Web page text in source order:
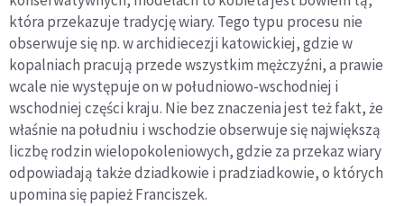
która przekazuje tradycję wiary. Tego typu procesu nie
obserwuje się np. w archidiecezji katowickiej, gdzie w
kopalniach pracują przede wszystkim mężczyźni, a prawie
wcale nie występuje on w południowo-wschodniej i
wschodniej części kraju. Nie bez znaczenia jest też fakt, że
właśnie na południu i wschodzie obserwuje się największą
liczbę rodzin wielopokoleniowych, gdzie za przekaz wiary
odpowiadają także dziadkowie i pradziadkowie, o których
upomina się papież Franciszek.